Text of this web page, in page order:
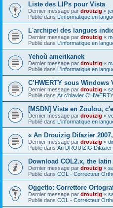
Liste des LIPs pour Vista
Dernier message par drouizig «
Publié dans L'informatique en
L'archipel des langues
Dernier message par drouizig «
Publié dans L'informatique en
Yehoù amerikanek
Dernier message par drouizig «
Publié dans L'informatique en
C’HWERTY sous Windows
Dernier message par drouizig «
Publié dans Ar c'hlavier C'HWERTY
[MSDN] Vista en Zoulou,
Dernier message par drouizig «
Publié dans L'informatique en
« An Drouizig Difazier
Dernier message par drouizig «
Publié dans An DROUIZIG Difazier
Download COL2.x, the
Dernier message par drouizig «
Publié dans COL - Correcteur
Oggetto: Correttore
Dernier message par drouizig «
Publié dans COL - Correcteur